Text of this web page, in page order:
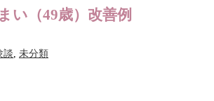
い（49歳）改善例
談, 未分類